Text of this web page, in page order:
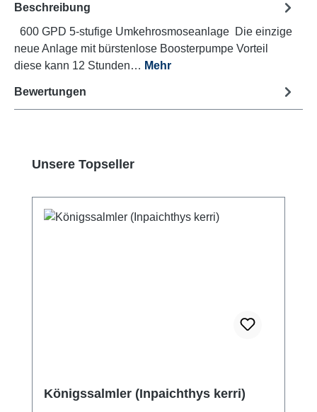
Beschreibung
600 GPD 5-stufige Umkehrosmoseanlage Die einzige
neue Anlage mit bürstenlose Boosterpumpe Vorteil
diese kann 12 Stunden… Mehr
Bewertungen
Produktgalerie überspringen
Unsere Topseller
Königssalmler (Inpaichthys kerri)